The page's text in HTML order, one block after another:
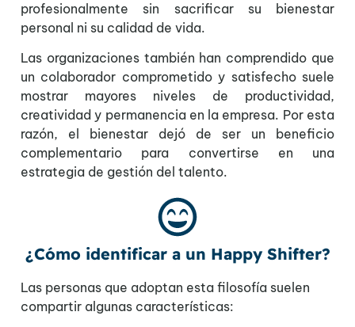
profesionalmente sin sacrificar su bienestar
personal ni su calidad de vida.
Las organizaciones también han comprendido que
un colaborador comprometido y satisfecho suele
mostrar mayores niveles de productividad,
creatividad y permanencia en la empresa. Por esta
razón, el bienestar dejó de ser un beneficio
complementario para convertirse en una
estrategia de gestión del talento.
¿Cómo identificar a un Happy Shifter?
Las personas que adoptan esta filosofía suelen
compartir algunas características: